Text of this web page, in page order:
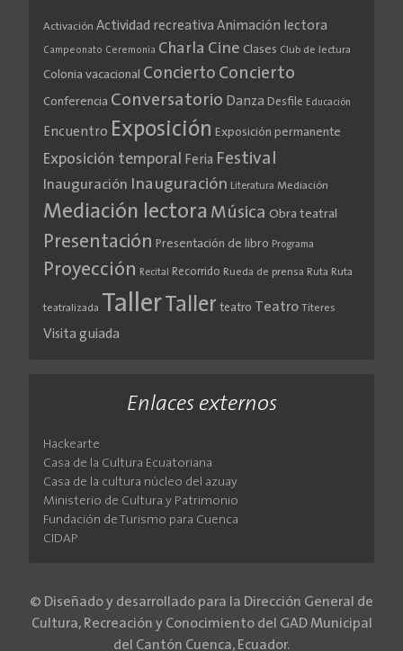
Activación Actividad recreativa Animación lectora
Campeonato Ceremonia Charla Cine Clases Club de lectura
Colonia vacacional Concierto Concierto
Conferencia Conversatorio Danza Desfile Educación
Encuentro Exposición Exposición permanente
Exposición temporal Feria Festival
Inauguración Inauguración Literatura Mediación
Mediación lectora Música Obra teatral
Presentación Presentación de libro Programa
Proyección Recital Recorrido Rueda de prensa Ruta Ruta
teatralizada Taller Taller teatro Teatro Títeres
Visita guiada
Enlaces externos
Hackearte
Casa de la Cultura Ecuatoriana
Casa de la cultura núcleo del azuay
Ministerio de Cultura y Patrimonio
Fundación de Turismo para Cuenca
CIDAP
© Diseñado y desarrollado para la Dirección General de
Cultura, Recreación y Conocimiento del GAD Municipal
del Cantón Cuenca, Ecuador.